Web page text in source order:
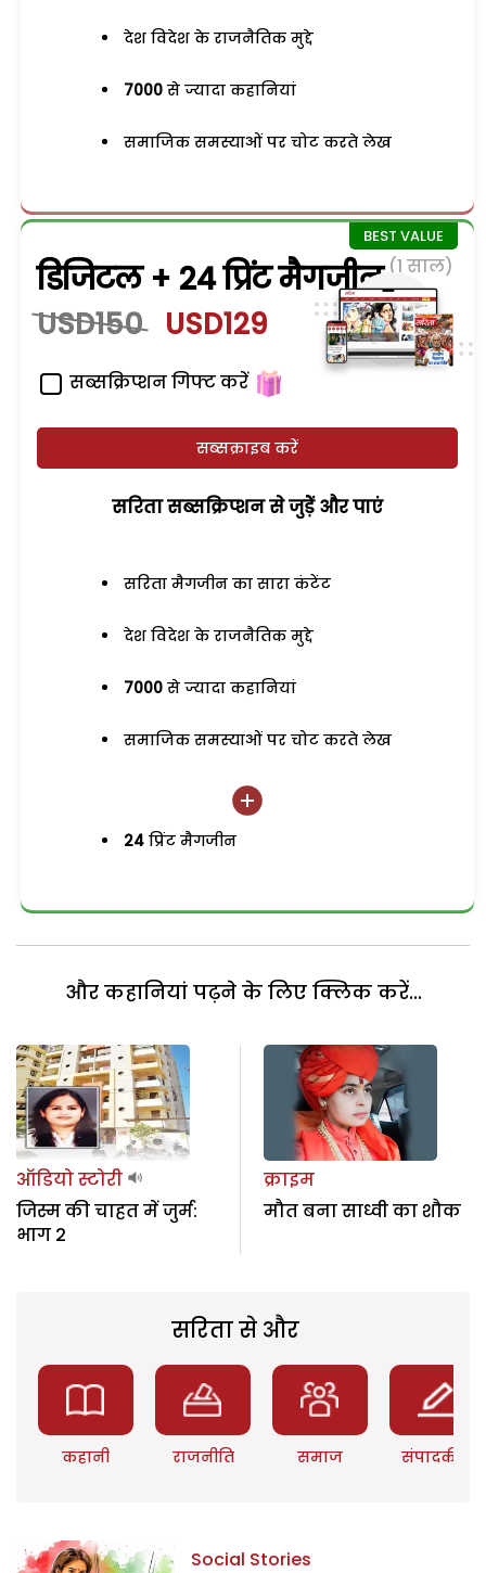
देश विदेश के राजनैतिक मुद्दे
7000 से ज्यादा कहानियां
समाजिक समस्याओं पर चोट करते लेख
डिजिटल + 24 प्रिंट मैगजीन (1 साल)
USD150 USD129
सब्सक्रिप्शन गिफ्ट करें
सब्सक्राइब करें
सरिता सब्सक्रिप्शन से जुड़ेें और पाएं
सरिता मैगजीन का सारा कंटेंट
देश विदेश के राजनैतिक मुद्दे
7000 से ज्यादा कहानियां
समाजिक समस्याओं पर चोट करते लेख
24 प्रिंट मैगजीन
और कहानियां पढ़ने के लिए क्लिक करें...
ऑडियो स्टोरी
जिस्म की चाहत में जुर्म:
भाग 2
क्राइम
मौत बना साध्वी का शौक
सरिता से और
कहानी राजनीति समाज संपादकीय
Social Stories